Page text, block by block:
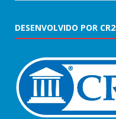
DESENVOLVIDO POR CR2